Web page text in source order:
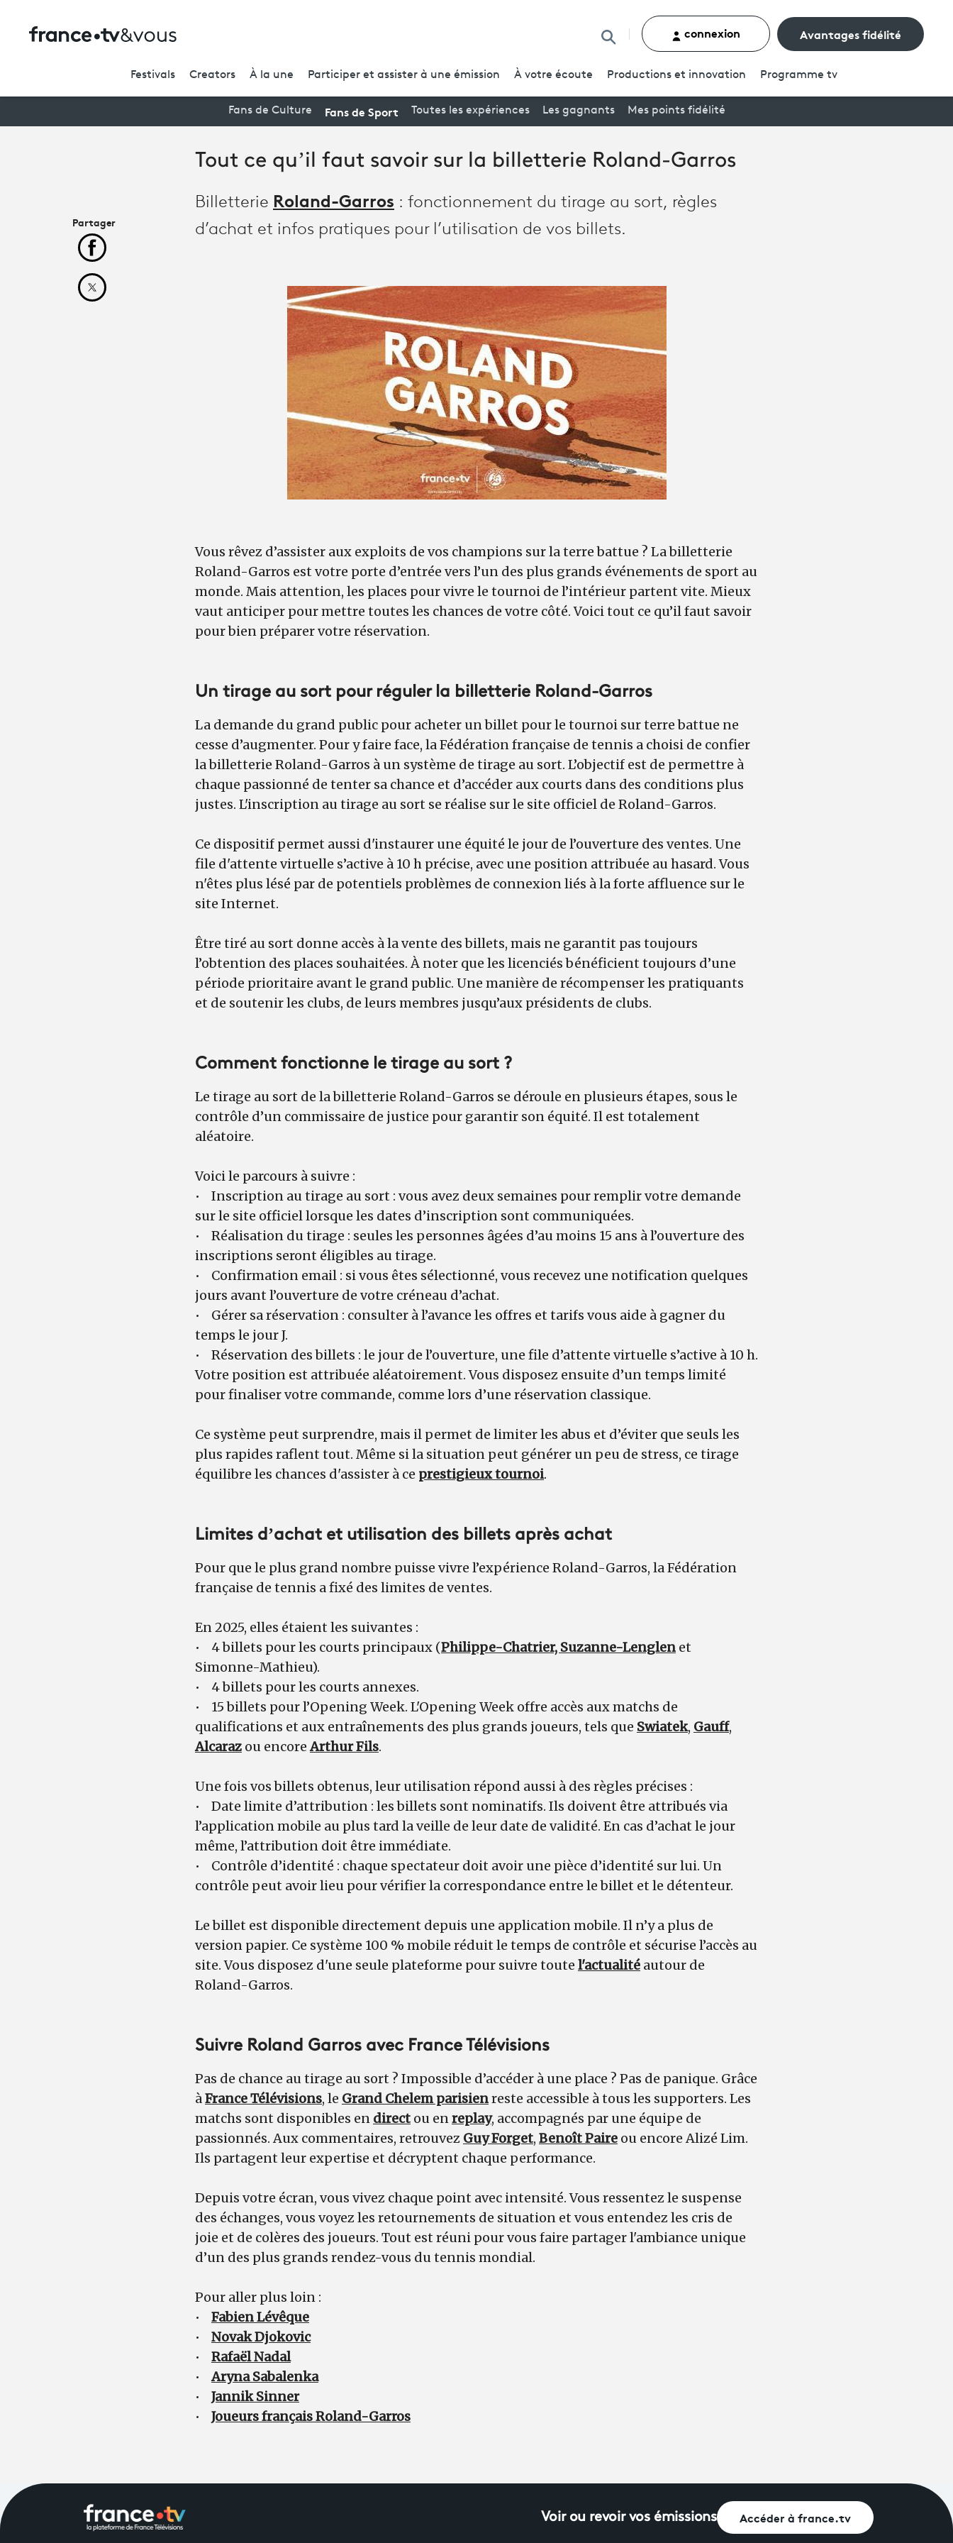
Rechercher un contenu
connexion Avantages fidélité
Festivals Creators À la une Participer et assister à une émission À votre écoute Productions et innovation Programme tv
Fans de Culture Fans de Sport Toutes les expériences Les gagnants Mes points fidélité
Tout ce qu’il faut savoir sur la billetterie Roland-Garros
Billetterie Roland-Garros : fonctionnement du tirage au sort, règles
d’achat et infos pratiques pour l’utilisation de vos billets.
Vous rêvez d’assister aux exploits de vos champions sur la terre battue ? La billetterie
Roland-Garros est votre porte d’entrée vers l’un des plus grands événements de sport au
monde. Mais attention, les places pour vivre le tournoi de l’intérieur partent vite. Mieux
vaut anticiper pour mettre toutes les chances de votre côté. Voici tout ce qu’il faut savoir
pour bien préparer votre réservation.
Un tirage au sort pour réguler la billetterie Roland-Garros
La demande du grand public pour acheter un billet pour le tournoi sur terre battue ne
cesse d’augmenter. Pour y faire face, la Fédération française de tennis a choisi de confier
la billetterie Roland-Garros à un système de tirage au sort. L’objectif est de permettre à
chaque passionné de tenter sa chance et d’accéder aux courts dans des conditions plus
justes. L'inscription au tirage au sort se réalise sur le site officiel de Roland-Garros.
Ce dispositif permet aussi d'instaurer une équité le jour de l’ouverture des ventes. Une
file d'attente virtuelle s’active à 10 h précise, avec une position attribuée au hasard. Vous
n'êtes plus lésé par de potentiels problèmes de connexion liés à la forte affluence sur le
site Internet.
Être tiré au sort donne accès à la vente des billets, mais ne garantit pas toujours
l’obtention des places souhaitées. À noter que les licenciés bénéficient toujours d’une
période prioritaire avant le grand public. Une manière de récompenser les pratiquants
et de soutenir les clubs, de leurs membres jusqu’aux présidents de clubs.
Comment fonctionne le tirage au sort ?
Le tirage au sort de la billetterie Roland-Garros se déroule en plusieurs étapes, sous le
contrôle d’un commissaire de justice pour garantir son équité. Il est totalement
aléatoire.
Voici le parcours à suivre :
• Inscription au tirage au sort : vous avez deux semaines pour remplir votre demande
sur le site officiel lorsque les dates d’inscription sont communiquées.
• Réalisation du tirage : seules les personnes âgées d’au moins 15 ans à l’ouverture des
inscriptions seront éligibles au tirage.
• Confirmation email : si vous êtes sélectionné, vous recevez une notification quelques
jours avant l’ouverture de votre créneau d’achat.
• Gérer sa réservation : consulter à l’avance les offres et tarifs vous aide à gagner du
temps le jour J.
• Réservation des billets : le jour de l’ouverture, une file d’attente virtuelle s’active à 10 h.
Votre position est attribuée aléatoirement. Vous disposez ensuite d’un temps limité
pour finaliser votre commande, comme lors d’une réservation classique.
Ce système peut surprendre, mais il permet de limiter les abus et d’éviter que seuls les
plus rapides raflent tout. Même si la situation peut générer un peu de stress, ce tirage
équilibre les chances d'assister à ce prestigieux tournoi.
Limites d’achat et utilisation des billets après achat
Pour que le plus grand nombre puisse vivre l’expérience Roland-Garros, la Fédération
française de tennis a fixé des limites de ventes.
En 2025, elles étaient les suivantes :
• 4 billets pour les courts principaux (Philippe-Chatrier, Suzanne-Lenglen et
Simonne-Mathieu).
• 4 billets pour les courts annexes.
• 15 billets pour l’Opening Week. L'Opening Week offre accès aux matchs de
qualifications et aux entraînements des plus grands joueurs, tels que Swiatek, Gauff,
Alcaraz ou encoreArthur Fils.
Une fois vos billets obtenus, leur utilisation répond aussi à des règles précises :
• Date limite d’attribution : les billets sont nominatifs. Ils doivent être attribués via
l’application mobile au plus tard la veille de leur date de validité. En cas d’achat le jour
même, l’attribution doit être immédiate.
• Contrôle d’identité : chaque spectateur doit avoir une pièce d’identité sur lui. Un
contrôle peut avoir lieu pour vérifier la correspondance entre le billet et le détenteur.
Le billet est disponible directement depuis une application mobile. Il n’y a plus de
version papier. Ce système 100 % mobile réduit le temps de contrôle et sécurise l’accès au
site. Vous disposez d'une seule plateforme pour suivre toute l'actualité autour de
Roland-Garros.
Suivre Roland Garros avec France Télévisions
Pas de chance au tirage au sort ? Impossible d’accéder à une place ? Pas de panique. Grâce
àFrance Télévisions, le Grand Chelem parisienreste accessible à tous les supporters. Les
matchs sont disponibles en direct ou enreplay, accompagnés par une équipe de
passionnés. Aux commentaires, retrouvez Guy Forget, Benoît Paire ou encore Alizé Lim.
Ils partagent leur expertise et décryptent chaque performance.
Depuis votre écran, vous vivez chaque point avec intensité. Vous ressentez le suspense
des échanges, vous voyez les retournements de situation et vous entendez les cris de
joie et de colères des joueurs. Tout est réuni pour vous faire partager l'ambiance unique
d’un des plus grands rendez-vous du tennis mondial.
Pour aller plus loin :
• Fabien Lévêque
• Novak Djokovic
• Rafaël Nadal
•Aryna Sabalenka
• Jannik Sinner
• Joueurs français Roland-Garros
Partager
Partager cet article sur Facebook
Partager cet article sur X
Voir ou revoir vos émissions Accéder à france.tv